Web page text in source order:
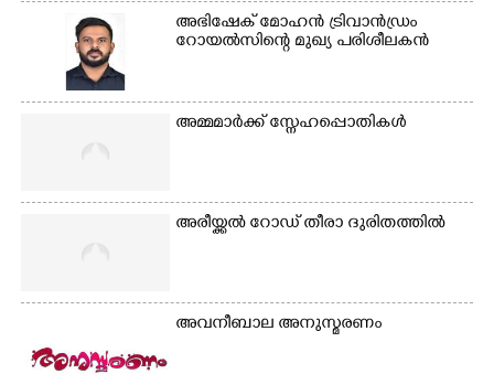
അഭിഷേക് മോഹൻ ട്രിവാൻഡ്രം
റോയൽസിന്റെ മുഖ്യ പരിശീലകൻ
അമ്മമാർക്ക് സ്നേഹപ്പൊതികൾ
അരീയ്ക്കൽ റോഡ് തീരാ ദുരിതത്തിൽ
അവനീബാല അനുസ്മരണം